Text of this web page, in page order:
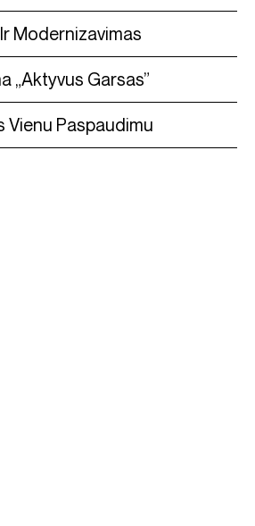
Modernizavimas
„Aktyvus Garsas”
Vienu Paspaudimu